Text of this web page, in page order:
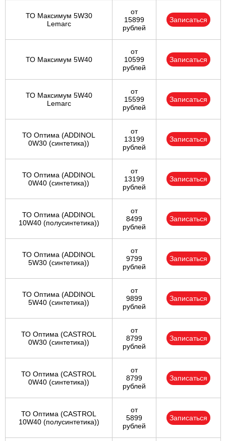
ТО Максимум 5W30
Lemarc
от
15899
рублей
Записаться
ТО Максимум 5W40
от
10599
рублей
Записаться
ТО Максимум 5W40
Lemarc
от
15599
рублей
Записаться
ТО Оптима (ADDINOL
0W30 (синтетика))
от
13199
рублей
Записаться
ТО Оптима (ADDINOL
0W40 (синтетика))
от
13199
рублей
Записаться
ТО Оптима (ADDINOL
10W40 (полусинтетика))
от
8499
рублей
Записаться
ТО Оптима (ADDINOL
5W30 (синтетика))
от
9799
рублей
Записаться
ТО Оптима (ADDINOL
5W40 (синтетика))
от
9899
рублей
Записаться
ТО Оптима (CASTROL
0W30 (синтетика))
от
8799
рублей
Записаться
ТО Оптима (CASTROL
0W40 (синтетика))
от
8799
рублей
Записаться
ТО Оптима (CASTROL
10W40 (полусинтетика))
от
5899
рублей
Записаться